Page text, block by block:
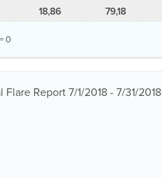
18,86 79,18
0
Report 7/1/2018 - 7/31/2018